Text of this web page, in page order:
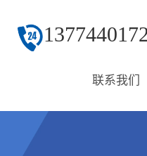
联系我们